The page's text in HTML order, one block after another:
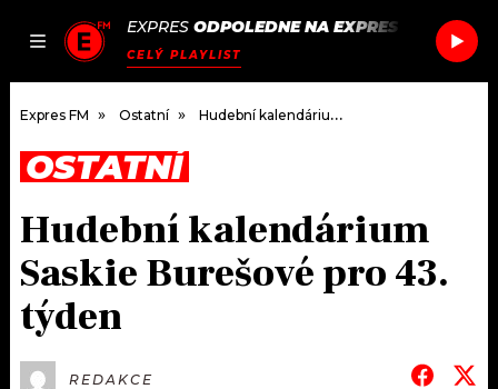
JAK
SEZNAM.CZ
EXPRES ODPOLEDNE NA EXPRES FM /
CELÝ PLAYLIST
DOMŮ
ČLÁNKY
AKTUÁLNĚ
PODCASTY
JAK NALADIT
Expres FM Ostatní Hudební kalendárium Saskie Burešové pro 43. týden
OSTATNÍ
Hudební kalendárium
Saskie Burešové pro 43.
týden
REDAKCE